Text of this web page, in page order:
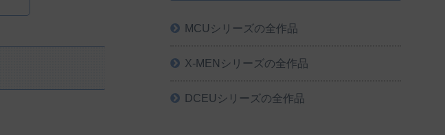
MCUシリーズの全作品
X-MENシリーズの全作品
DCEUシリーズの全作品